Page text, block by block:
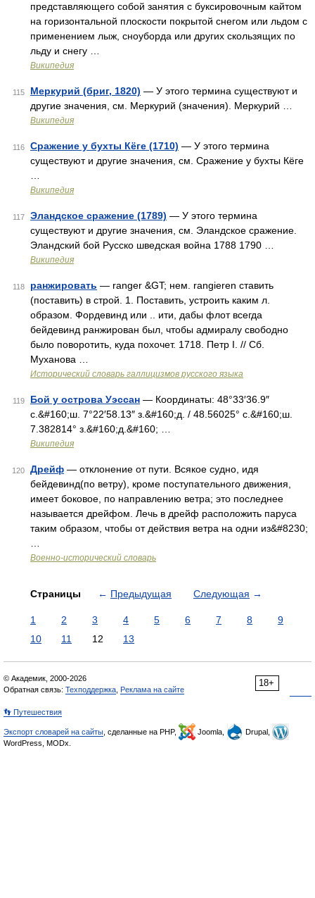
представляющего собой занятия с буксировочным кайтом
на горизонтальной плоскости покрытой снегом или льдом с
применением лыж, сноуборда или других скользящих по
льду и снегу …
Википедия
115 Меркурий (бриг, 1820) — У этого термина существуют и
другие значения, см. Меркурий (значения). Меркурий …
Википедия
116 Сражение у бухты Кёге (1710) — У этого термина
существуют и другие значения, см. Сражение у бухты Кёге
Википедия
117 Эландское сражение (1789) — У этого термина
существуют и другие значения, см. Эландское сражение.
Эландский бой Русско шведская война 1788 1790 …
Википедия
118 ранжировать — ranger &GT; нем. rangieren ставить
(поставить) в строй. 1. Поставить, устроить каким л.
образом. Фордевинд или .. ити, дабы флот всегда
бейдевинд ранжирован был, чтобы адмиралу свободно
было поворотить, куда похочет. 1718. Петр I. // Сб.
Муханова …
Исторический словарь галлицизмов русского языка
119 Бой у острова Уэссан — Координаты: 48°33′36.9″
с.&#160;ш. 7°22′58.13″ з.&#160;д. / 48.56025° с.&#160;ш.
7.382814° з.&#160;д.&#160; …
Википедия
120 Дрейф — отклонение от пути. Всякое судно, идя
бейдевинд(по ветру), кроме поступательного движения,
имеет боковое, по направлению ветра; это последнее
называется дрейфом. Лечь в дрейф расположить паруса
таким образом, чтобы от действия ветра на одни из&#8230;
Военно-исторический словарь
Страницы ← Предыдущая Следующая →
1 2 3 4 5 6 7 8
9
10
11 12 13
18+
© Академик, 2000-2026
Обратная связь: Техподдержка Реклама на сайте
👣 Путешествия
Экспорт словарей на сайты , сделанные на PHP, Joomla,
Drupal,
WordPress, MODx.